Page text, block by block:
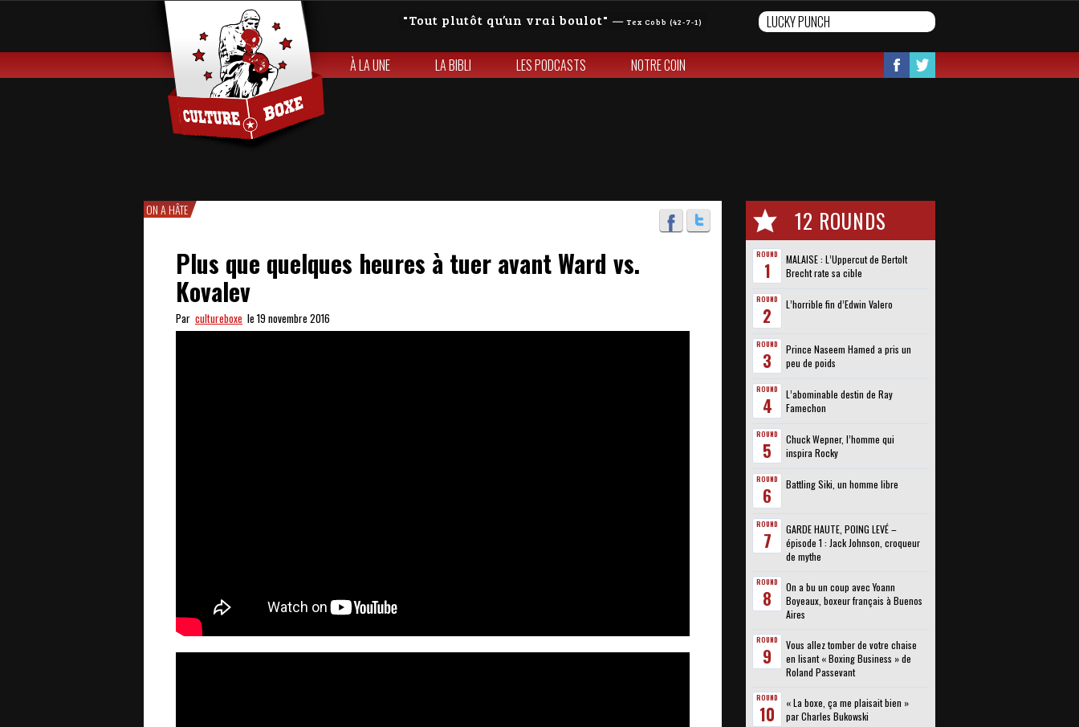
Tout plutôt qu’un vrai boulot — Tex Cobb (42-7-1)
À LA UNE LA BIBLI LES PODCASTS NOTRE COIN
12 ROUNDS
ROUND
1
MALAISE : L’Uppercut de Bertolt
Brecht rate sa cible
ROUND
2 L’horrible fin d’Edwin Valero
ROUND
3
Prince Naseem Hamed a pris un
peu de poids
ROUND
4
L’abominable destin de Ray
Famechon
ROUND
5
Chuck Wepner, l’homme qui
inspira Rocky
ROUND
6 Battling Siki, un homme libre
ROUND
7
GARDE HAUTE, POING LEVÉ –
épisode 1 : Jack Johnson, croqueur
de mythe
ROUND
8
On a bu un coup avec Yoann
Boyeaux, boxeur français à Buenos
Aires
ROUND
9
Vous allez tomber de votre chaise
en lisant « Boxing Business » de
Roland Passevant
ROUND
10
« La boxe, ça me plaisait bien »
par Charles Bukowski
ON A HÂTE
Plus que quelques heures à tuer avant Ward vs.
Kovalev
Par cultureboxe le 19 novembre 2016